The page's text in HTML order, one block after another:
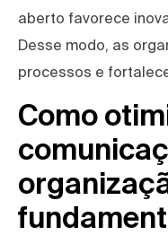
aberto favorece
Desse modo, as
processos e
Como